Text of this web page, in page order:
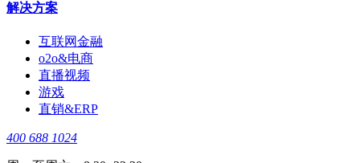
解决方案
互联网金融
o2o&电商
直播视频
游戏
直销&ERP
400 688 1024